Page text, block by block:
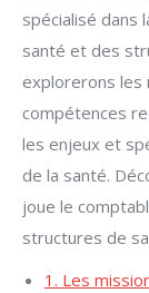
spécialisé dans
santé et des
explorerons les
compétences
les enjeux et
de la santé.
joue le
structures de
1. Les